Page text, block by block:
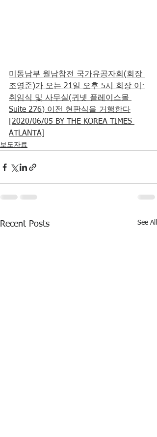
미동남부 월남참전 국가유공자회(회장
조영준)가 오는 21일 오후 5시 회장 이·
취임식 및 사무실(귀넷 플레이스몰
Suite 276) 이전 현판식을 거행한다
[2020/06/05 BY THE KOREA TIMES
ATLANTA]
보도자료
Recent Posts See All